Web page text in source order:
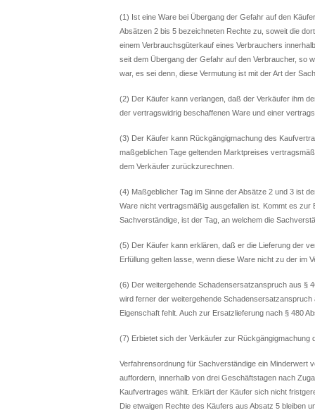
(1) Ist eine Ware bei Übergang der Gefahr auf den
Absätzen 2 bis 5 bezeichneten Rechte zu, soweit die
einem Verbrauchsgüterkauf eines Verbrauchers
seit dem Übergang der Gefahr auf den Verbraucher, so
war, es sei denn, diese Vermutung ist mit der Art der
(2) Der Käufer kann verlangen, daß der Verkäufer ihm
der vertragswidrig beschaffenen Ware und einer
(3) Der Käufer kann Rückgängigmachung des
maßgeblichen Tage geltenden Marktpreises
dem Verkäufer zurückzurechnen.
(4) Maßgeblicher Tag im Sinne der Absätze 2 und 3 ist
Ware nicht vertragsmäßig ausgefallen ist. Kommt es
Sachverständige, ist der Tag, an welchem die
(5) Der Käufer kann erklären, daß er die Lieferung der
Erfüllung gelten lasse, wenn diese Ware nicht zu der im
(6) Der weitergehende Schadensersatzanspruch aus §
wird ferner der weitergehende
Eigenschaft fehlt. Auch zur Ersatzlieferung nach § 480
(7) Erbietet sich der Verkäufer zur
Verfahrensordnung für Sachverständige ein Minderwert
auffordern, innerhalb von drei Geschäftstagen nach
Kaufvertrages wählt. Erklärt der Käufer sich nicht
Die etwaigen Rechte des Käufers aus Absatz 5 bleiben